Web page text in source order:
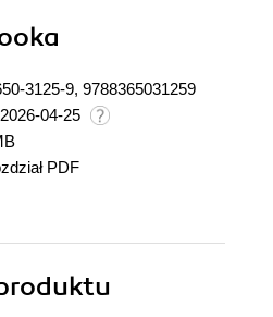
3125-9, 9788365031259
2026-04-25
PDF